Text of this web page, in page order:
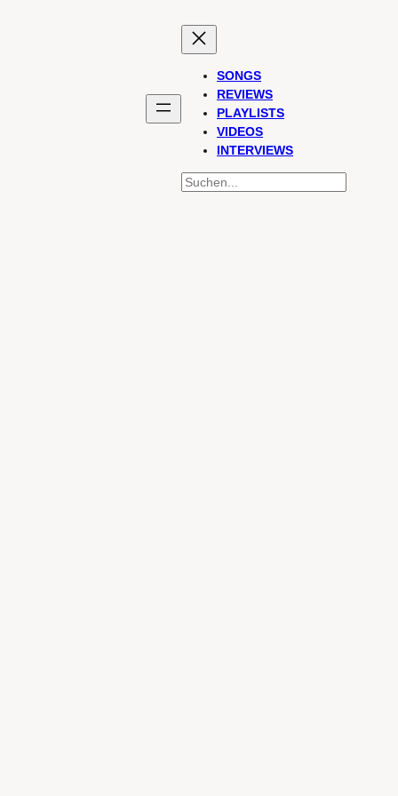
SONGS
REVIEWS
PLAYLISTS
VIDEOS
INTERVIEWS
SUCHEN